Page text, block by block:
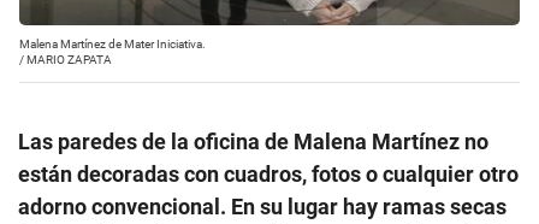
Malena Martínez de Mater Iniciativa.
/MARIO ZAPATA
Las paredes de la oficina de Malena Martínez no
están decoradas con cuadros, fotos o cualquier otro
adorno convencional. En su lugar hay ramas secas